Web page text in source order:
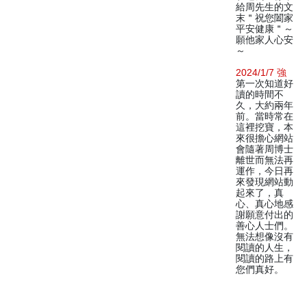
給周先生的文
末＂祝您闔家
平安健康＂～
願他家人心安
～
2024/1/7 強
第一次知道好
讀的時間不
久，大約兩年
前。當時常在
這裡挖寶，本
來很擔心網站
會隨著周博士
離世而無法再
運作，今日再
來發現網站動
起來了，真
心、真心地感
謝願意付出的
善心人士們。
無法想像沒有
閱讀的人生，
閱讀的路上有
您們真好。